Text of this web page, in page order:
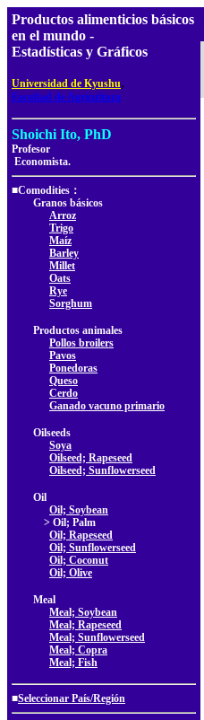
Productos alimenticios básicos
en el mundo -
Estadísticas y Gráficos
Universidad de Kyushu,
Facultad de Agricultura
Shoichi Ito, PhD
Profesor
Economista.
■Comodities：
Granos básicos
Arroz
Trigo
Maíz
Barley
Millet
Oats
Rye
Sorghum
Productos animales
Pollos broilers
Pavos
Ponedoras
Queso
Cerdo
Ganado vacuno primario
Oilseeds
Soya
Oilseed; Rapeseed
Oilseed; Sunflowerseed
Oil
Oil; Soybean
> Oil; Palm
Oil; Rapeseed
Oil; Sunflowerseed
Oil; Coconut
Oil; Olive
Meal
Meal; Soybean
Meal; Rapeseed
Meal; Sunflowerseed
Meal; Copra
Meal; Fish
■Seleccionar País/Región